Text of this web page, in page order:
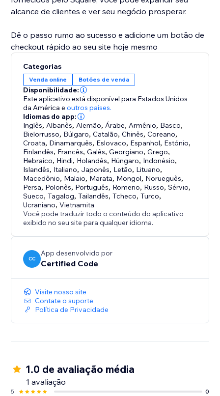
alcance de clientes e ver seu negócio prosperar.
Dê o passo rumo ao sucesso e adicione um botão de
checkout rápido ao seu site hoje mesmo
Categorias
Venda online Botões de venda
Disponibilidade:
Este aplicativo está disponível para Estados Unidos
da América e outros países.
Idiomas do app:
Inglês, Albanês, Alemão, Árabe, Armênio, Basco,
Bielorrusso, Búlgaro,Catalão,Chinês,Coreano,
Croata, Dinamarquês, Eslovaco, Espanhol, Estónio,
Finlandês, Francês,Galês,Georgiano,Grego,
Hebraico, Hindi, Holandês, Húngaro, Indonésio,
Islandês, Italiano, Japonês, Letão, Lituano,
Macedônio, Malaio, Marata, Mongol, Norueguês,
Persa, Polonês, Português, Romeno, Russo,Sérvio,
Sueco,Tagalog,Tailandês,Tcheco,Turco,
Ucraniano,Vietnamita
Você pode traduzir todo o conteúdo do aplicativo
exibido no seu site para qualquer idioma.
CC
App desenvolvido por
Certified Code
Visite nosso site
Contate o suporte
Política de Privacidade
1.0 de avaliação média
1 avaliação
5
0